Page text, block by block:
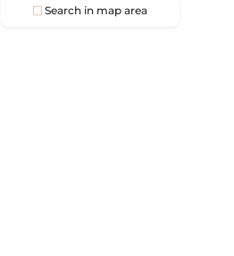
Search in map area